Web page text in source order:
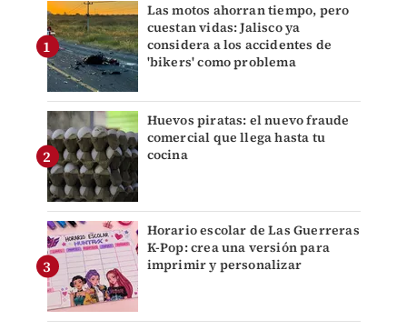
Las motos ahorran tiempo, pero
cuestan vidas: Jalisco ya
considera a los accidentes de
'bikers' como problema
Huevos piratas: el nuevo fraude
comercial que llega hasta tu
cocina
Horario escolar de Las Guerreras
K-Pop: crea una versión para
imprimir y personalizar